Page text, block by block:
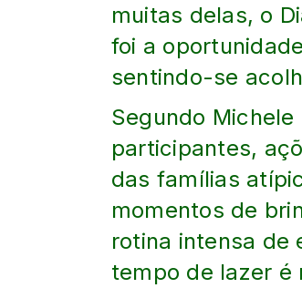
muitas delas, o
foi a
sentindo-se
Segundo
participantes,
das famílias
momentos de
rotina intensa de
tempo de lazer é